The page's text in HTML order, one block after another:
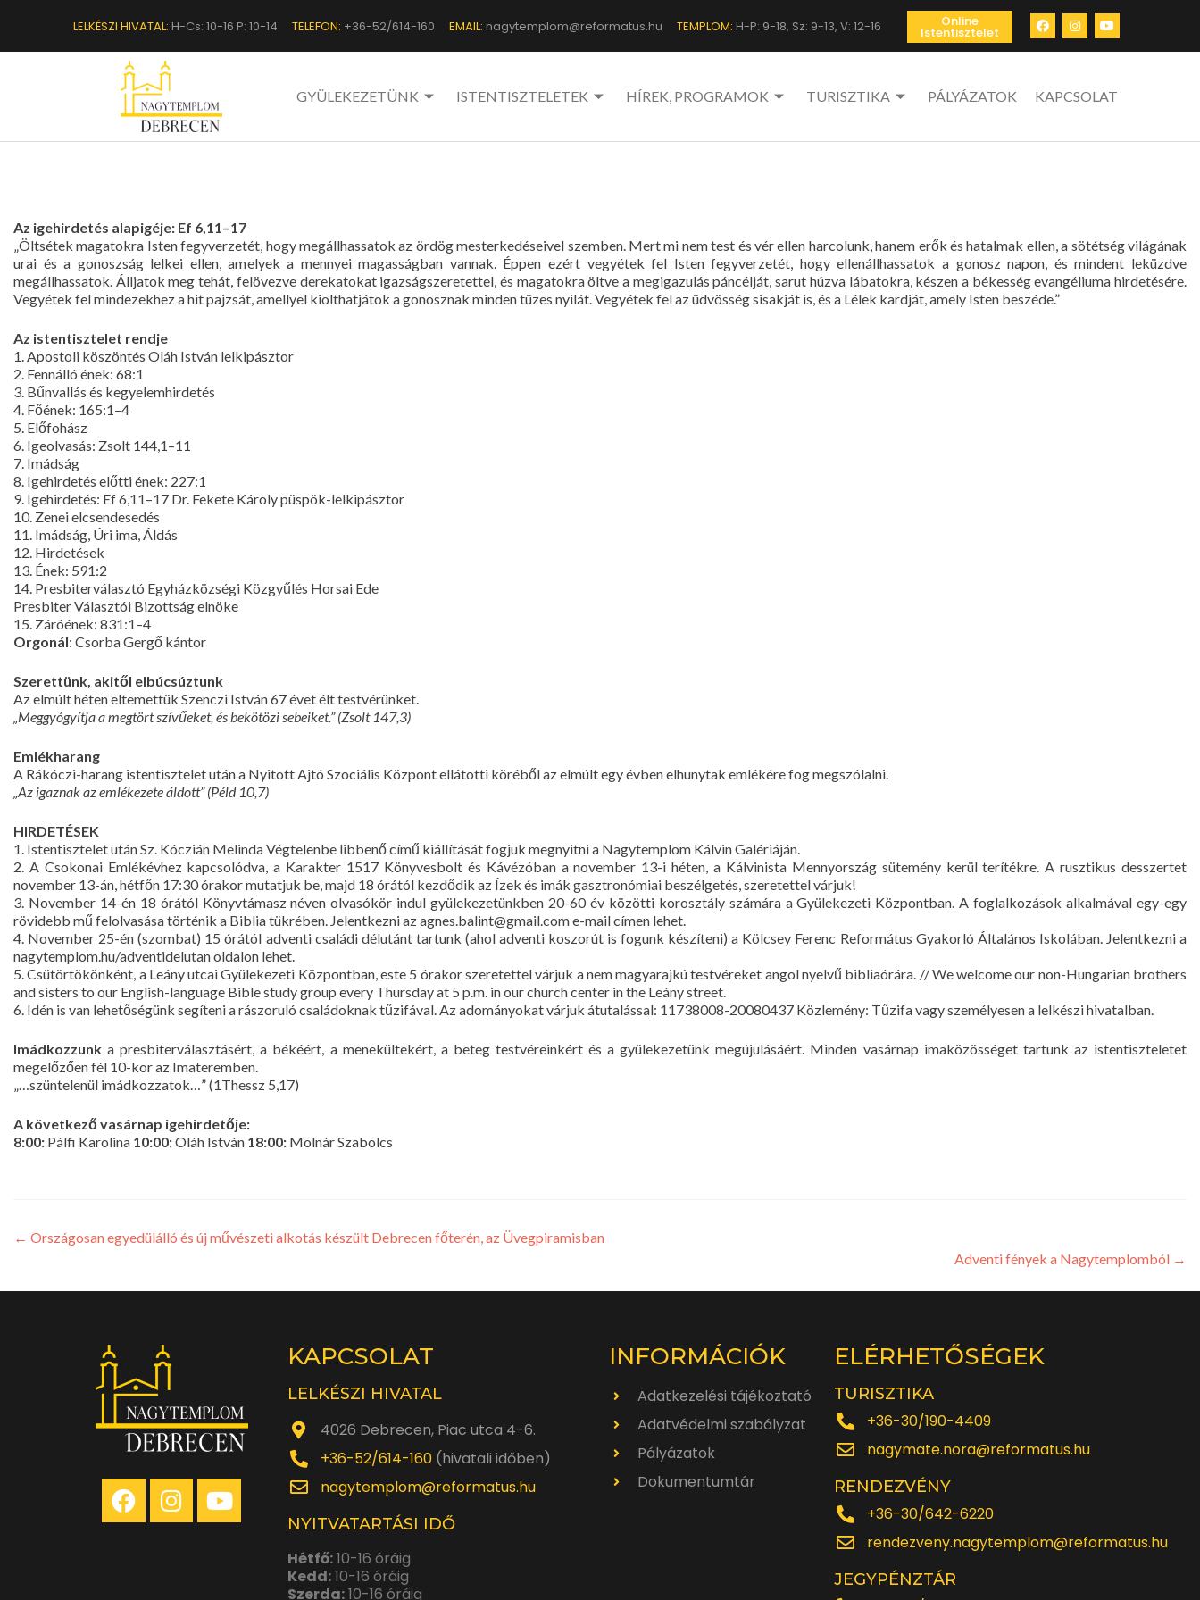
LELKÉSZI HIVATAL: H-Cs: 10-16 P: 10-14 TELEFON: +36-52/614-160 EMAIL: nagytemplom@reformatus.hu TEMPLOM: H-P: 9-18, Sz: 9-13, V: 12-16 Online
Istentisztelet
GYÜLEKEZETÜNK ISTENTISZTELETEK HÍREK, PROGRAMOK TURISZTIKA PÁLYÁZATOK KAPCSOLAT
Az igehirdetés alapigéje: Ef 6,11–17
„Öltsétek magatokra Isten fegyverzetét, hogy megállhassatok az ördög mesterkedéseivel szemben. Mert mi nem test és vér ellen harcolunk, hanem erők és hatalmak ellen, a sötétség világának
urai és a gonoszság lelkei ellen, amelyek a mennyei magasságban vannak. Éppen ezért vegyétek fel Isten fegyverzetét, hogy ellenállhassatok a gonosz napon, és mindent leküzdve
megállhassatok. Álljatok meg tehát, felövezve derekatokat igazságszeretettel, és magatokra öltve a megigazulás páncélját, sarut húzva lábatokra, készen a békesség evangéliuma hirdetésére.
Vegyétek fel mindezekhez a hit pajzsát, amellyel kiolthatjátok a gonosznak minden tüzes nyilát. Vegyétek fel az üdvösség sisakját is, és a Lélek kardját, amely Isten beszéde.”
Az istentisztelet rendje
1. Apostoli köszöntés Oláh István lelkipásztor
2. Fennálló ének: 68:1
3. Bűnvallás és kegyelemhirdetés
4. Főének: 165:1–4
5. Előfohász
6. Igeolvasás: Zsolt 144,1–11
7. Imádság
8. Igehirdetés előtti ének: 227:1
9. Igehirdetés: Ef 6,11–17 Dr. Fekete Károly püspök-lelkipásztor
10. Zenei elcsendesedés
11. Imádság, Úri ima, Áldás
12. Hirdetések
13. Ének: 591:2
14. Presbiterválasztó Egyházközségi Közgyűlés Horsai Ede
Presbiter Választói Bizottság elnöke
15. Záróének: 831:1–4
Orgonál: Csorba Gergő kántor
Szerettünk, akitől elbúcsúztunk
Az elmúlt héten eltemettük Szenczi István 67 évet élt testvérünket.
„Meggyógyítja a megtört szívűeket, és bekötözi sebeiket.” (Zsolt 147,3)
Emlékharang
A Rákóczi-harang istentisztelet után a Nyitott Ajtó Szociális Központ ellátotti köréből az elmúlt egy évben elhunytak emlékére fog megszólalni.
„Az igaznak az emlékezete áldott” (Péld 10,7)
HIRDETÉSEK
1. Istentisztelet után Sz. Kóczián Melinda Végtelenbe libbenő című kiállítását fogjuk megnyitni a Nagytemplom Kálvin Galériáján.
2. A Csokonai Emlékévhez kapcsolódva, a Karakter 1517 Könyvesbolt és Kávézóban a november 13-i héten, a Kálvinista Mennyország sütemény kerül terítékre. A rusztikus desszertet
november 13-án, hétfőn 17:30 órakor mutatjuk be, majd 18 órától kezdődik az Ízek és imák gasztronómiai beszélgetés, szeretettel várjuk!
3. November 14-én 18 órától Könyvtámasz néven olvasókör indul gyülekezetünkben 20-60 év közötti korosztály számára a Gyülekezeti Központban. A foglalkozások alkalmával egy-egy
rövidebb mű felolvasása történik a Biblia tükrében. Jelentkezni az agnes.balint@gmail.com e-mail címen lehet.
4. November 25-én (szombat) 15 órától adventi családi délutánt tartunk (ahol adventi koszorút is fogunk készíteni) a Kölcsey Ferenc Református Gyakorló Általános Iskolában. Jelentkezni a
nagytemplom.hu/adventidelutan oldalon lehet.
5. Csütörtökönként, a Leány utcai Gyülekezeti Központban, este 5 órakor szeretettel várjuk a nem magyarajkú testvéreket angol nyelvű bibliaórára. // We welcome our non-Hungarian brothers
and sisters to our English-language Bible study group every Thursday at 5 p.m. in our church center in the Leány street.
6. Idén is van lehetőségünk segíteni a rászoruló családoknak tűzifával. Az adományokat várjuk átutalással: 11738008-20080437 Közlemény: Tűzifa vagy személyesen a lelkészi hivatalban.
Imádkozzunka presbiterválasztásért, a békéért, a menekültekért, a beteg testvéreinkért és a gyülekezetünk megújulásáért. Minden vasárnap imaközösséget tartunk az istentiszteletet
megelőzően fél 10-kor az Imateremben.
„…szüntelenül imádkozzatok…” (1Thessz 5,17)
A következő vasárnap igehirdetője:
8:00: Pálfi Karolina 10:00:Oláh István 18:00: Molnár Szabolcs
← Országosan egyedülálló és új művészeti alkotás készült Debrecen főterén, az Üvegpiramisban
Adventi fények a Nagytemplomból →
KAPCSOLAT
LELKÉSZI HIVATAL
4026 Debrecen, Piac utca 4-6.
+36-52/614-160 (hivatali időben)
nagytemplom@reformatus.hu
NYITVATARTÁSI IDŐ
Hétfő:10-16 óráig
Kedd:10-16 óráig
Szerda:10-16 óráig
INFORMÁCIÓK
Adatkezelési tájékoztató
Adatvédelmi szabályzat
Pályázatok
Dokumentumtár
ELÉRHETŐSÉGEK
TURISZTIKA
+36-30/190-4409
nagymate.nora@reformatus.hu
RENDEZVÉNY
+36-30/642-6220
rendezveny.nagytemplom@reformatus.hu
JEGYPÉNZTÁR